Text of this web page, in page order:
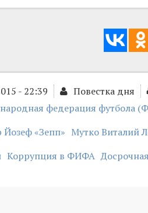
- 22:39 Повестка дня
федерация футбола
Йозеф «Зепп» Мутко Виталий
Коррупция в ФИФА